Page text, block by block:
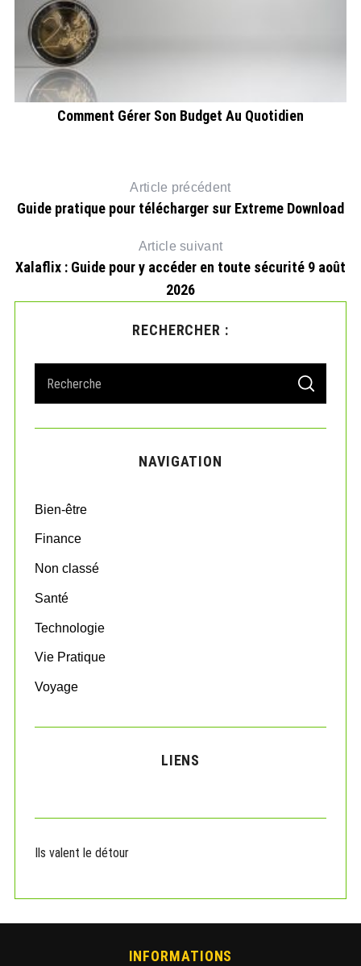
Comment Gérer Son Budget Au Quotidien
Article précédent
Guide pratique pour télécharger sur Extreme Download
Article suivant
Xalaflix : Guide pour y accéder en toute sécurité 9 août
2026
RECHERCHER :
a
r
o
:
S
A
C
NAVIGATION
Bien-être
Finance
Non classé
Santé
Technologie
Vie Pratique
Voyage
LIENS
Ils valent le détour
INFORMATIONS